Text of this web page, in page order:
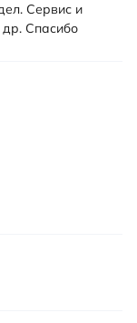
Сервис и
Спасибо